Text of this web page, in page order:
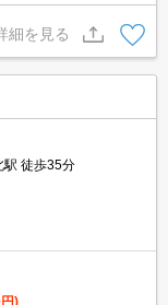
細を見る
駅 徒歩35分
)